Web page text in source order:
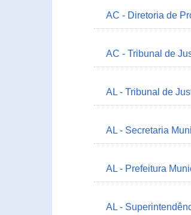
AC - Diretoria de
AC - Tribunal de
AL - Tribunal de
AL - Secretaria
AL - Prefeitura
AL -